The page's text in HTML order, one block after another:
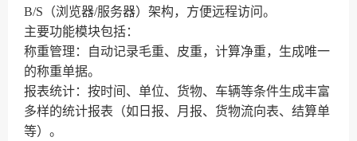
B/S（浏览器/服务器）架构，方便远程访问。
主要功能模块包括：
称重管理：自动记录毛重、皮重，计算净重，生成唯一
的称重单据。
报表统计：按时间、单位、货物、车辆等条件生成丰富
多样的统计报表（如日报、月报、货物流向表、结算单
等）。